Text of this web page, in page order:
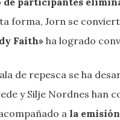
forma, Jorn se
Faith» ha logrado
de repesca se ha
y Silje Nordnes han
a la